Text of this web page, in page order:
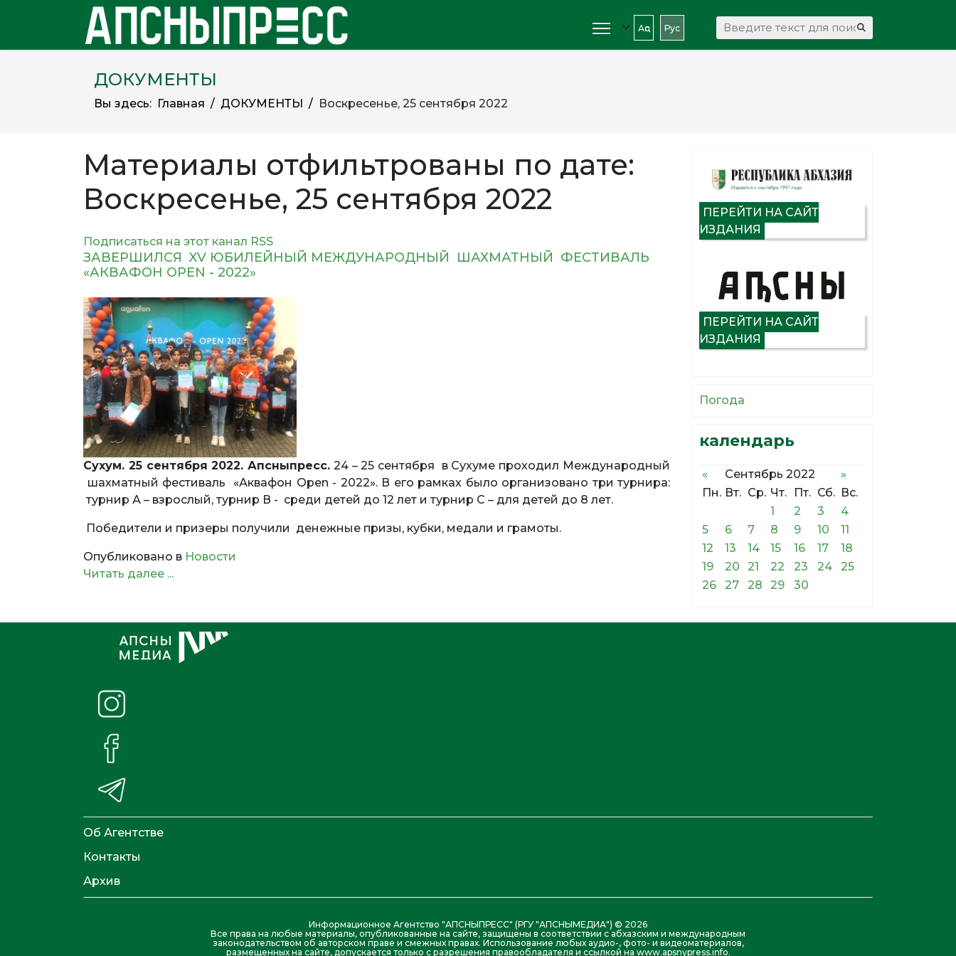
Аԥс Рус Искать...
ДОКУМЕНТЫ
Вы здесь: Главная ДОКУМЕНТЫ Воскресенье, 25 сентября 2022
Материалы отфильтрованы по дате:
Воскресенье, 25 сентября 2022
Подписаться на этот канал RSS
ЗАВЕРШИЛСЯ XV ЮБИЛЕЙНЫЙ МЕЖДУНАРОДНЫЙ ШАХМАТНЫЙ ФЕСТИВАЛЬ
«АКВАФОН OPEN - 2022»
Сухум. 25 сентября 2022. Апсныпресс. 24 – 25 сентября в Сухуме проходил Международный
шахматный фестиваль «Аквафон Open - 2022». В его рамках было организовано три турнира:
турнир А – взрослый, турнир В - среди детей до 12 лет и турнир С – для детей до 8 лет.
Победители и призеры получили денежные призы, кубки, медали и грамоты.
Опубликовано в Новости
Читать далее ...
ПЕРЕЙТИ НА САЙТ
ИЗДАНИЯ
ПЕРЕЙТИ НА САЙТ
ИЗДАНИЯ
Погода
календарь
« Сентябрь 2022
»
Пн. Вт. Ср. Чт. Пт. Сб. Вс.
1
2 3
4
5
6 7 8 9 10
11
12
13 14 15 16 17
18
19
20 21 22 23 24
25
26
27 28 29 30
Об Агентстве
Контакты
Архив
Информационное Агентство "АПСНЫПРЕСС" (РГУ "АПСНЫМЕДИА") © 2026
Все права на любые материалы, опубликованные на сайте, защищены в соответствии с абхазским и международным
законодательством об авторском праве и смежных правах. Использование любых аудио-, фото- и видеоматериалов,
размещенных на сайте, допускается только с разрешения правообладателя и ссылкой на www.apsnypress.info.